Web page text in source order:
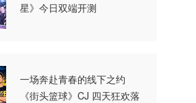
星》今日双端开测
一场奔赴青春的线下之约
《街头篮球》CJ 四天狂欢落